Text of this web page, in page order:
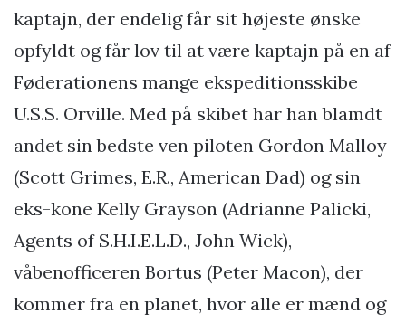
kaptajn, der endelig får sit højeste ønske
opfyldt og får lov til at være kaptajn på en af
Føderationens mange ekspeditionsskibe
U.S.S. Orville. Med på skibet har han blamdt
andet sin bedste ven piloten Gordon Malloy
(Scott Grimes, E.R., American Dad) og sin
eks-kone Kelly Grayson (Adrianne Palicki,
Agents of S.H.I.E.L.D., John Wick),
våbenofficeren Bortus (Peter Macon), der
kommer fra en planet, hvor alle er mænd og